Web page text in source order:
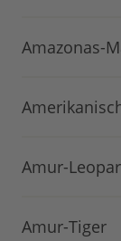
Amazonas-
Amur-
Amur-Tiger